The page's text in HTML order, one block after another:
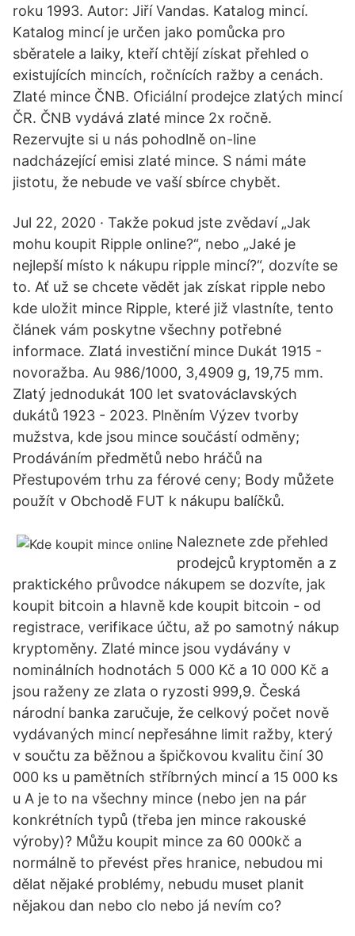
roku 1993. Autor: Jiří Vandas. Katalog mincí.
Katalog mincí je určen jako pomůcka pro
sběratele a laiky, kteří chtějí získat přehled o
existujících mincích, ročnících ražby a cenách.
Zlaté mince ČNB. Oficiální prodejce zlatých mincí
ČR. ČNB vydává zlaté mince 2x ročně.
Rezervujte si u nás pohodlně on-line
nadcházející emisi zlaté mince. S námi máte
jistotu, že nebude ve vaší sbírce chybět.
Jul 22, 2020 · Takže pokud jste zvědaví „Jak
mohu koupit Ripple online?“, nebo „Jaké je
nejlepší místo k nákupu ripple mincí?“, dozvíte se
to. Ať už se chcete vědět jak získat ripple nebo
kde uložit mince Ripple, které již vlastníte, tento
článek vám poskytne všechny potřebné
informace. Zlatá investiční mince Dukát 1915 -
novoražba. Au 986/1000, 3,4909 g, 19,75 mm.
Zlatý jednodukát 100 let svatováclavských
dukátů 1923 - 2023. Plněním Výzev tvorby
mužstva, kde jsou mince součástí odměny;
Prodáváním předmětů nebo hráčů na
Přestupovém trhu za férové ceny; Body můžete
použít v Obchodě FUT k nákupu balíčků.
Naleznete zde přehled
prodejců kryptoměn a z
praktického průvodce nákupem se dozvíte, jak
koupit bitcoin a hlavně kde koupit bitcoin - od
registrace, verifikace účtu, až po samotný nákup
kryptoměny. Zlaté mince jsou vydávány v
nominálních hodnotách 5 000 Kč a 10 000 Kč a
jsou raženy ze zlata o ryzosti 999,9. Česká
národní banka zaručuje, že celkový počet nově
vydávaných mincí nepřesáhne limit ražby, který
v součtu za běžnou a špičkovou kvalitu činí 30
000 ks u pamětních stříbrných mincí a 15 000 ks
u A je to na všechny mince (nebo jen na pár
konkrétních typů (třeba jen mince rakouské
výroby)? Můžu koupit mince za 60 000kč a
normálně to převést přes hranice, nebudou mi
dělat nějaké problémy, nebudu muset planit
nějakou dan nebo clo nebo já nevím co?